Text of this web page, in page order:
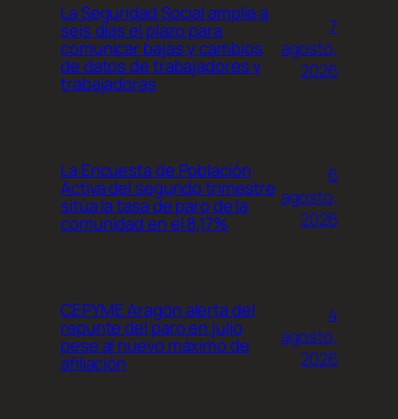
La Seguridad Social amplía a
seis días el plazo para
comunicar bajas y cambios
de datos de trabajadores y
trabajadoras
7
agosto,
2026
La Encuesta de Población
Activa del segundo trimestre
sitúa la tasa de paro de la
comunidad en el 8,17%
6
agosto,
2026
CEPYME Aragón alerta del
repunte del paro en julio
pese al nuevo máximo de
afiliación
4
agosto,
2026